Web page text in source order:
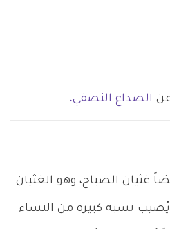
الصداع النصفي.
غثيان الصباح، وهو الغثيان
نسبة كبيرة من النساء